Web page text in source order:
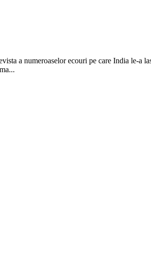
a numeroaselor ecouri pe care India le-a